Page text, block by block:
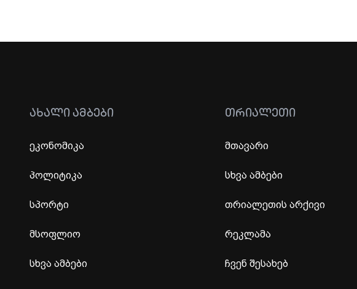
ᲐᲮᲐᲚᲘ ᲐᲛᲑᲔᲑᲘ
ეკონომიკა
პოლიტიკა
სპორტი
მსოფლიო
სხვა ამბები
ᲗᲠᲘᲐᲚᲔᲗᲘ
მთავარი
სხვა ამბები
თრიალეთის არქივი
რეკლამა
ჩვენ შესახებ